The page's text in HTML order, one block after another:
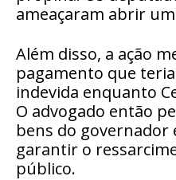
ameaçaram abrir
Além disso, a ação
pagamento que
indevida enquanto
O advogado então
bens do governador
garantir o
público.